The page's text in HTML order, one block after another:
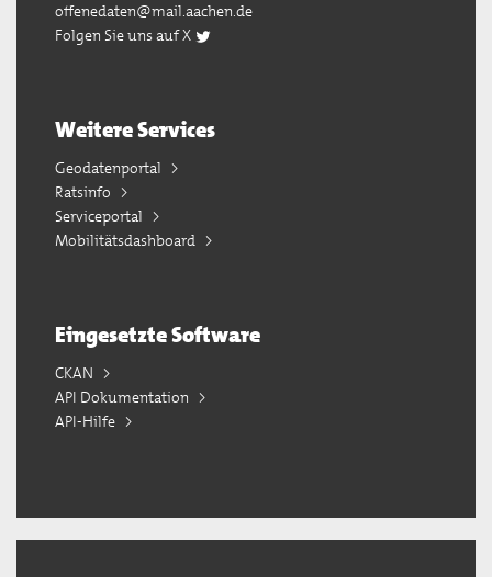
offenedaten@mail.aachen.de
Folgen Sie uns auf X
Weitere Services
Geodatenportal
Ratsinfo
Serviceportal
Mobilitätsdashboard
Eingesetzte Software
CKAN
API Dokumentation
API-Hilfe